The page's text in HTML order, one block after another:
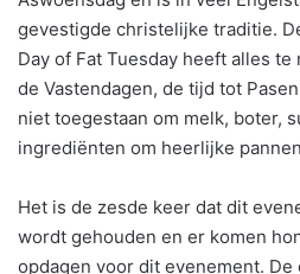
gevestigde christelijke traditie.
Day of Fat Tuesday heeft alles
de Vastendagen, de tijd tot
niet toegestaan om melk, boter,
ingrediënten om heerlijke
Het is de zesde keer dat dit
wordt gehouden en er komen
opdagen voor dit evenement.